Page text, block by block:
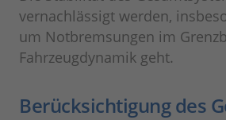
vernachlässigt werden,
um Notbremsungen im
Fahrzeugdynamik geht.
Berücksichtigung des